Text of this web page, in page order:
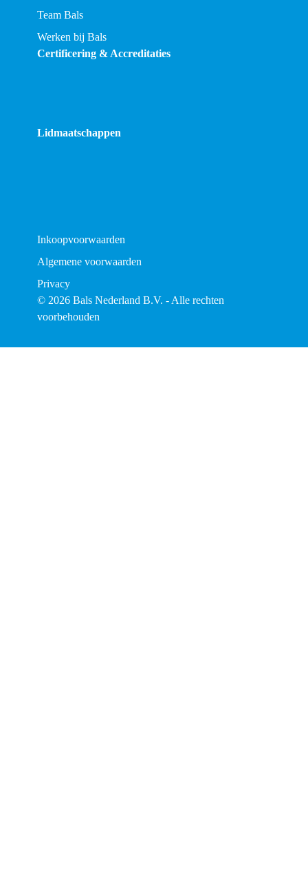
Team Bals
Werken bij Bals
Certificering & Accreditaties
Lidmaatschappen
Inkoopvoorwaarden
Algemene voorwaarden
Privacy
© 2026 Bals Nederland B.V. - Alle rechten
voorbehouden